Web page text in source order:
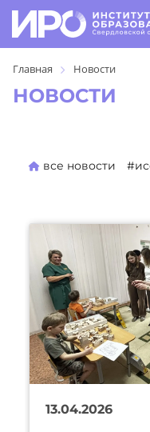
Главная Новости
НОВОСТИ
все новости
13.04.2026